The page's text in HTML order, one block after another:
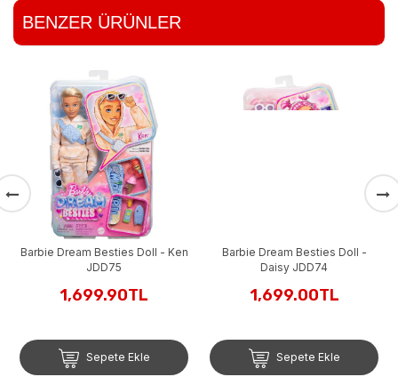
BENZER ÜRÜNLER
Barbie Dream Besties Doll - Ken
JDD75
1,699.90TL
Sepete Ekle
Barbie Dream Besties Doll -
Daisy JDD74
1,699.00TL
Sepete Ekle